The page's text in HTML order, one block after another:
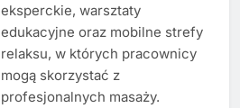
eksperckie, warsztaty
edukacyjne oraz mobilne strefy
relaksu, w których pracownicy
mogą skorzystać z
profesjonalnych masaży.